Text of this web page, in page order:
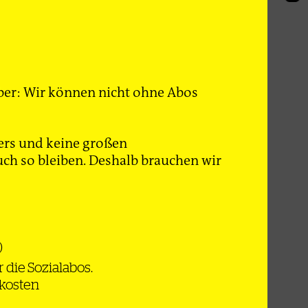
Eine
Vogt, seit
Eine
und ein
ein
die
ist
Prozent;
Wir können nicht ohne Abos
und keine großen
so bleiben. Deshalb brauchen wir
Sozialabos.